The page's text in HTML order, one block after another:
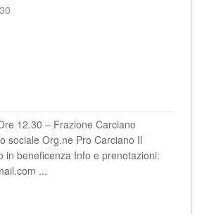
12.30 – Frazione Carciano
sociale Org.ne Pro Carciano Il
in beneficenza Info e prenotazioni:
...